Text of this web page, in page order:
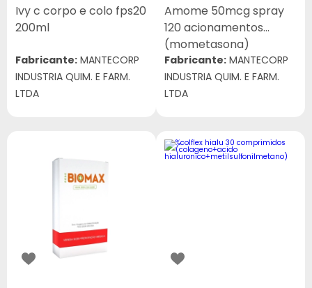
Ivy c corpo e colo fps20
200ml
Fabricante: MANTECORP
INDUSTRIA QUIM. E FARM.
LTDA
Amome 50mcg spray
120 acionamentos
(mometasona)
Fabricante: MANTECORP
INDUSTRIA QUIM. E FARM.
LTDA